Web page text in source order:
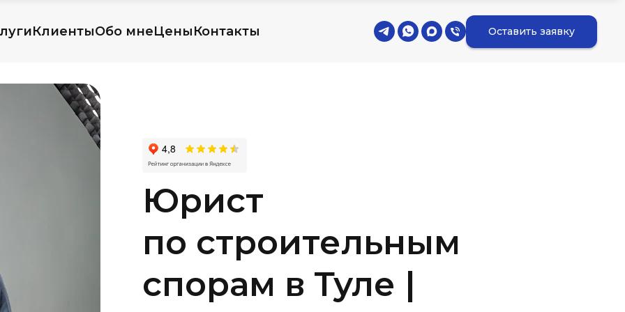
КлиентыОбо мнеЦеныКонтакты Оставить заявку
Юрист
по строительным
спорам в Туле |